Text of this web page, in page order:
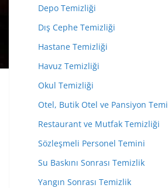
Depo Temizliği
Dış Cephe Temizliği
Hastane Temizliği
Havuz Temizliği
Okul Temizliği
Otel, Butik Otel ve Pansiyon
Restaurant ve Mutfak Temizliği
Sözleşmeli Personel Temini
Su Baskını Sonrası Temizlik
Yangın Sonrası Temizlik